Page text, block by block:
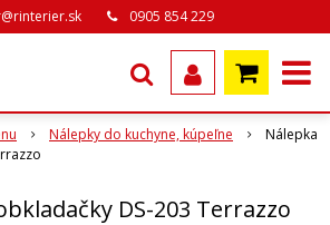
0905 854 229
Nálepky do kuchyne, kúpeľne
Nálepka
DS-203 Terrazzo